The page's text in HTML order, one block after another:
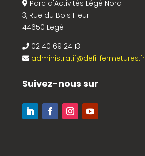
Parc d'Activités Légé Nord
3, Rue du Bois Fleuri
44650 Legé
02 40 69 24 13
administratif@defi-fermetures.fr
Suivez-nous sur